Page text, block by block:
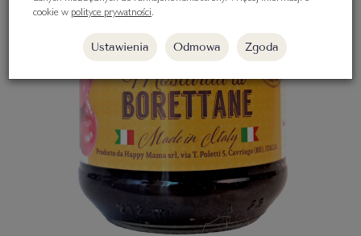
cookie w polityce prywatności.
Ustawienia Odmowa Zgoda